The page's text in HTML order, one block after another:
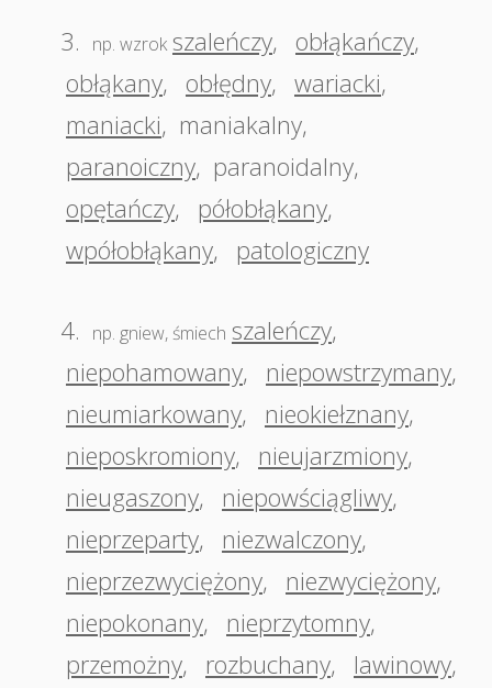
3. np. wzrok szaleńczy, obłąkańczy,
obłąkany, obłędny, wariacki,
maniacki, maniakalny,
paranoiczny, paranoidalny,
opętańczy, półobłąkany,
wpółobłąkany, patologiczny
4. np. gniew, śmiech szaleńczy,
niepohamowany, niepowstrzymany,
nieumiarkowany, nieokiełznany,
nieposkromiony, nieujarzmiony,
nieugaszony, niepowściągliwy,
nieprzeparty, niezwalczony,
nieprzezwyciężony, niezwyciężony,
niepokonany, nieprzytomny,
przemożny, rozbuchany, lawinowy,